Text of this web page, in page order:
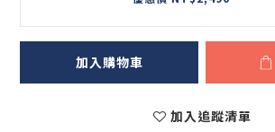
加入購物車
加入追蹤清單